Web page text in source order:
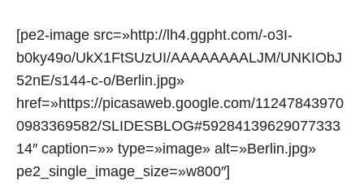
[pe2-image src=»http://lh4.ggpht.com/-o3I-
b0ky49o/UkX1FtSUzUI/AAAAAAAALJM/UNKIObJ
52nE/s144-c-o/Berlin.jpg»
href=»https://picasaweb.google.com/11247843970
0983369582/SLIDESBLOG#59284139629077333
14″ caption=»» type=»image» alt=»Berlin.jpg»
pe2_single_image_size=»w800″]